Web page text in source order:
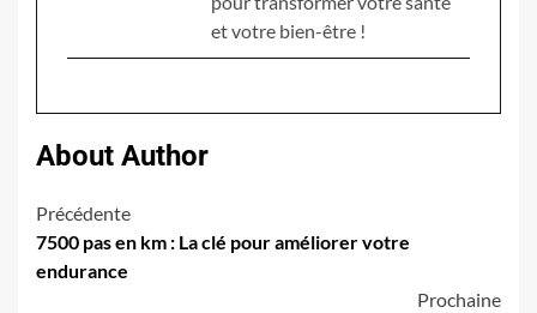
et votre bien-être !
About Author
Navigation
d’article
Précédente
7500 pas en km : La clé pour améliorer votre
endurance
Prochaine